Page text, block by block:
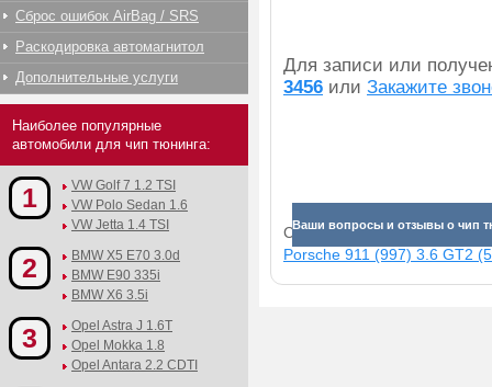
Для записи или
3456 или Закажите
Ваши вопросы и отзывы о чип
Смотрите прибавки для
Porsche 911 (997) 3.6 GT2
Сброс ошибок AirBag / SRS
Раскодировка автомагнитол
Дополнительные услуги
Наиболее популярные
автомобили для чип тюнинга:
1
VW Golf 7 1.2 TSI
VW Polo Sedan 1.6
VW Jetta 1.4 TSI
2
BMW X5 E70 3.0d
BMW E90 335i
BMW X6 3.5i
3
Opel Astra J 1.6T
Opel Mokka 1.8
Opel Antara 2.2 CDTI